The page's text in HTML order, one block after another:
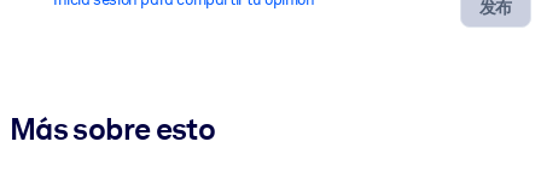
发布
Más sobre esto